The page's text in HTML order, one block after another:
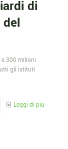
di
300 milioni
gli istituti
Leggi di più